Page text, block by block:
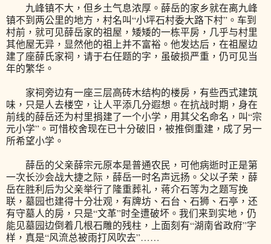
九峰镇不大，但乡土气息浓厚。薛岳的家乡就在离九峰
镇不到两公里的地方，村名叫“小坪石村委大路下村”。车到
村前，就可见薛岳家的祖屋，矮矮的一栋平房，几乎与村里
其他屋无异，显然他的祖上并不富裕。他发达后，在祖屋边
建了座薛氏家祠，请于右任题的字，虽破损严重，仍可见当
年的繁华。
家祠旁边有一座三层高砖木结构的楼房，有些西式建筑
味，只是人去楼空，让人平添几分遐想。在抗战时期，身在
前线的薛岳还为村里捐建了一个小学，用其父名命名，叫“宗
元小学”。可惜校舍现在已十分破旧，被推倒重建，成了另一
所希望小学。
薛岳的父亲薛宗元原本是普通农民，可他病逝时正是第
一次长沙会战大捷之际，薛岳一时名声远扬。父以子荣，薛
岳在胜利后为父亲举行了隆重葬礼，蒋介石等为之题写挽
联，墓园也建得十分壮观，有牌坊、石台、石狮、石亭，还
有守墓人的房，只是“文革”时全遭破坏。我们来到实地，仍
能见墓园边倒着几根石雕的残柱，上面刻有“湖南省政府”字
样，真是“风流总被雨打风吹去”……